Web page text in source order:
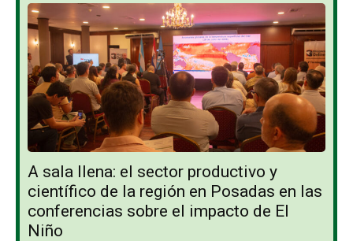
A sala llena: el sector productivo y
científico de la región en Posadas en las
conferencias sobre el impacto de El
Niño